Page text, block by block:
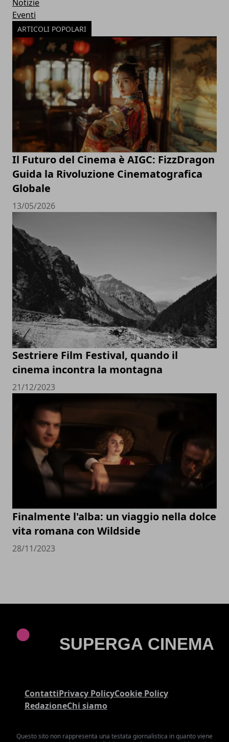
Notizie
Eventi
ARTICOLI POPOLARI
Il Futuro del Cinema è AIGC: FizzDragon
Guida la Rivoluzione Cinematografica
Globale
13/05/2026
Sestriere Film Festival, quando il
cinema incontra la montagna
21/12/2023
Finalmente l'alba: un viaggio nella dolce
vita romana con Wildside
28/11/2023
ContattiPrivacy PolicyCookie Policy
RedazioneChi siamo
Questo sito non rappresenta una testata giornalistica in quanto viene